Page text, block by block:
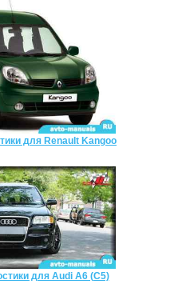
для Renault Kangoo
для Audi A6 (C5)